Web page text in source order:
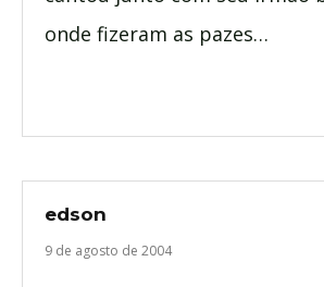
onde fizeram as pazes…
edson
9 de agosto de 2004